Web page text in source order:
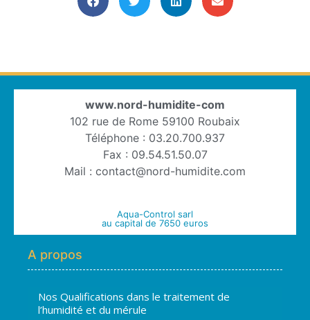
www.nord-humidite-com
102 rue de Rome 59100 Roubaix
Téléphone : 03.20.700.937
Fax : 09.54.51.50.07
Mail : contact@nord-humidite.com
Aqua-Control sarl
au capital de 7650 euros
A propos
Nos Qualifications dans le traitement de
l’humidité et du mérule